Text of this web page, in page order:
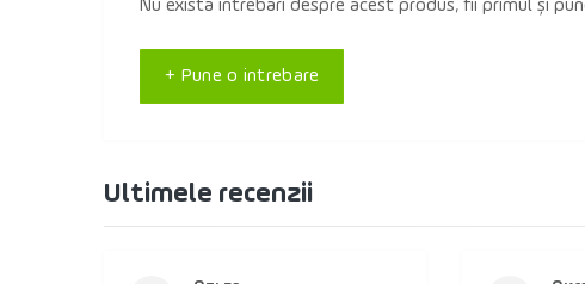
Nu există întrebări despre acest produs, fii primul și
+ Pune o intrebare
Ultimele recenzii